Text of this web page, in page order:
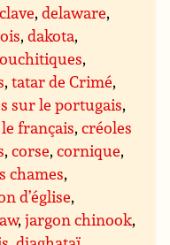
,delaware,
,dakota,
,
,tatar de Crimé,
sur le portugais,
français,créoles
,corse,cornique,
chames,
d’église,
,jargon chinook,